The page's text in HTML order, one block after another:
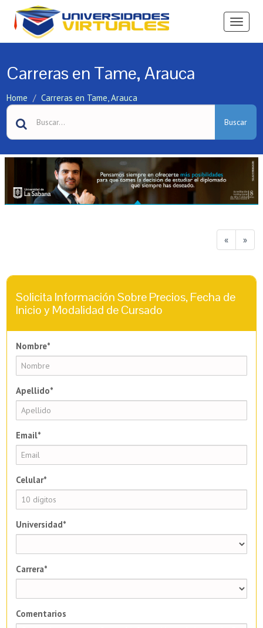
Ver
Carreras en Tame, Arauca
Home Carreras en Tame, Arauca
Buscar
« »
Solicita Información Sobre Precios, Fecha de
Inicio y Modalidad de Cursado
Nombre*
Apellido*
Email*
Celular*
Universidad*
Carrera*
Comentarios